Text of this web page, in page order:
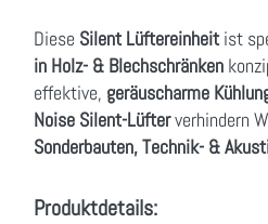
Diese Silent Lüftereinheit ist
in Holz- & Blechschränken
effektive, geräuscharme
Noise Silent-Lüfterverhindern
Sonderbauten, Technik- &
Produktdetails: